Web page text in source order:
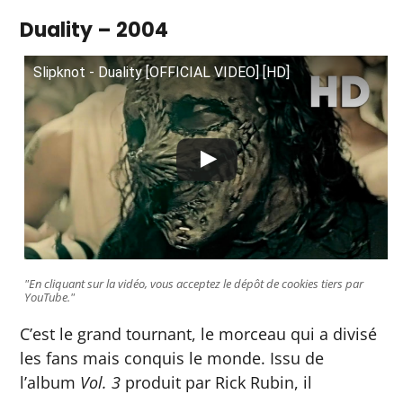
Duality – 2004
Slipknot - Duality [OFFICIAL VIDEO] [HD]
"En cliquant sur la vidéo, vous acceptez le dépôt de cookies tiers par
YouTube."
C’est le grand tournant, le morceau qui a divisé
les fans mais conquis le monde. Issu de
l’album Vol. 3 produit par Rick Rubin, il